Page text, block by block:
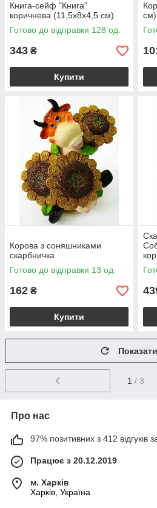
Книга-сейф "Книга"
коричнева (11,5х8х4,5 см)
Готово до відправки 128 од.
343 ₴
Купити
Корова з соняшниками
скарбничка
Готово до відправки 13 од.
162 ₴
Купити
1 / 3
Про нас
97% позитивних з 412 відгуків
Працює з 20.12.2019
м. Харків
Харків, Україна